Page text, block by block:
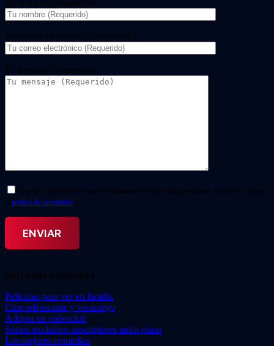
Tu nombre (Requerido)
Tu correo electrónico (Requerido)
Tu mensaje (Necesario)
Doy mi consentimiento para el tratamiento de mis datos personales. He leído y acepto
la política de privacidad. *
Entradas recientes
Películas para ver en familia
Cine refrescante y veraniego
Adopta un videoclub
Sorteo exclusivo suscriptores tarifa plana
Las mejores comedias